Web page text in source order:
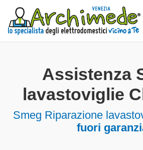
Assistenza
lavastoviglie
Smeg Riparazione
fuori